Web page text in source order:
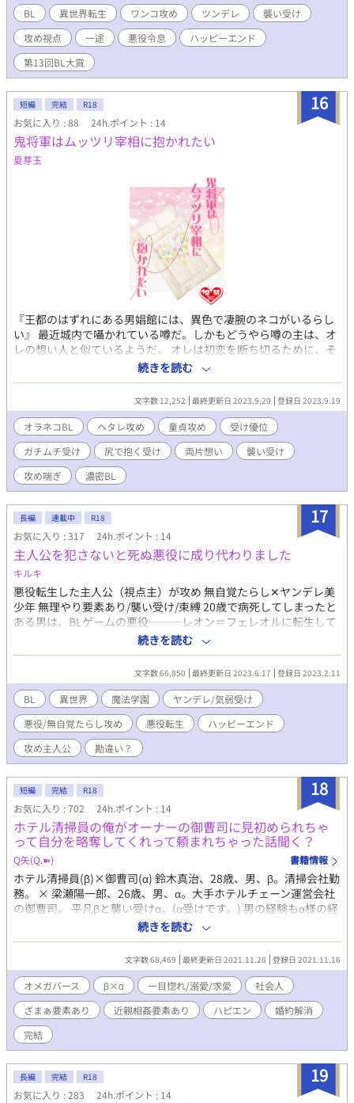
いフィリスの護衛（番犬）をしながら交流を深めていく。 一途な
わんこ騎士×嫌われ者の令息 設定はいつも以上にふんわりです。
男しかいない世界 ゲームの主人公×悪役令息 攻め視点 男性妊娠
有りの世界観(描写なし) ハッピーエンドです。
BL 異世界転生 ワンコ攻め ツンデレ
襲い受け
攻め視点
一途 悪役令息
ハッピーエンド
第13回BL大賞
16
短編 完結 R18
お気に入り : 88 24h.ポイント : 14
鬼将軍はムッツリ宰相に抱かれたい
夏芽玉
『王都のはずれにある男娼館には、異色で凄腕のネコがいるらし
い』 最近城内で囁かれている噂だ。しかもどうやら噂の主は、オ
レの想い人と似ているようだ。 オレは初恋を断ち切るために、そ
して童貞を捨てるためにその男娼を買うことにした。 しかし、娼
館でオレの前に現れたのはまさにオレの想い人であるダンカン
で…… 【オラネコ受け】×【ヘタレ攻め】
続きを読む
文字数 12,252 最終更新日 2023.9.20 登録日 2023.9.19
オラネコBL ヘタレ攻め 童貞攻め
受け優位
ガチムチ受け
尻で抱く受け 両片想い
襲い受け
攻め喘ぎ
濃密BL
17
長編 連載中 R18
お気に入り : 317 24h.ポイント : 14
主人公を犯さないと死ぬ悪役に成り代わりました
キルキ
悪役転生した主人公（視点主）が攻め 無自覚たらし✕ヤンデレ美
少年 無理やり要素あり/襲い受け/束縛 20歳で病死してしまったと
ある男は、BLゲームの悪役───レオン＝フェレオルに転生して
しまった。 悪役になりたくないレオンは、物語の主人公に優しく
していた。しかし、ゲームの物語を良い方向に進めるためには、
悪役の動きがどうしても必要らしい。 ーーー主人公を犯さない
と、国が滅ぶ いつの間にか国を救うか否かの鍵を握らされていた
レオン。理不尽な物語に戸惑いつつも、原作通りの展開にするた
めに主人公を襲うが…？ 学園モノ異世界BL。魔法とファンタジー
の世界で生きる、転生者の話。 いきなりやってるんでご注意くだ
さい。
続きを読む
文字数 66,850 最終更新日 2023.6.17 登録日 2023.2.11
BL 異世界 魔法学園
ヤンデレ/気弱受け
悪役/無自覚たらし攻め
悪役転生
ハッピーエンド
攻め主人公
勘違い？
18
短編 完結 R18
お気に入り : 702 24h.ポイント : 14
ホテル清掃員の俺がオーナーの御曹司に見初められちゃ
って自分を略奪してくれって頼まれちゃった話聞く？
Q矢(Q.➽) 書籍情報
ホテル清掃員(β)×御曹司(α) 鈴木真治、28歳、男、β。清掃会社勤
務。 × 梁瀬陽一郎、26歳、男、α。大手ホテルチェーン運営会社
の御曹司。 平凡βと襲い受けα。(α受けです。) 男の経験もα様の経
験も無いヘテロな凡百βに、ガチベタにフォーリンラブした御曹司
の猛アタック始まります。 ビッチΩと政略結婚とかしてる場合じ
続きを読む
文字数 68,469 最終更新日 2021.11.28 登録日 2021.11.16
オメガバース β×α 一目惚れ/溺愛/求愛
社会人
ざまぁ要素あり
近親相姦要素あり ハピエン
婚約解消
完結
19
長編 完結 R18
お気に入り : 283 24h.ポイント : 14